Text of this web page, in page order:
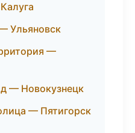
Ульяновск
—
— Новокузнецк
— Пятигорск